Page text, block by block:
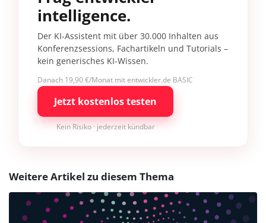
intelligence.
Der KI-Assistent mit über 30.000 Inhalten aus
Konferenzsessions, Fachartikeln und Tutorials –
kein generisches KI-Wissen.
Danach 19,90 €/Monat mit entwickler.de BASIC
Jetzt kostenlos testen
Kein Risiko · jederzeit kündbar
Weitere Artikel zu diesem Thema